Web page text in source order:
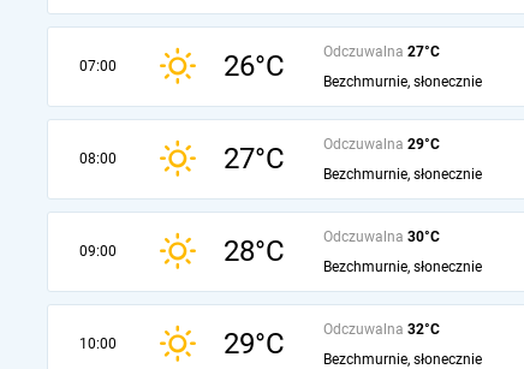
07:00 26°C Odczuwalna 27°C
Bezchmurnie, słonecznie
08:00 27°C Odczuwalna 29°C
Bezchmurnie, słonecznie
09:00 28°C Odczuwalna 30°C
Bezchmurnie, słonecznie
10:00 29°C Odczuwalna 32°C
Bezchmurnie, słonecznie